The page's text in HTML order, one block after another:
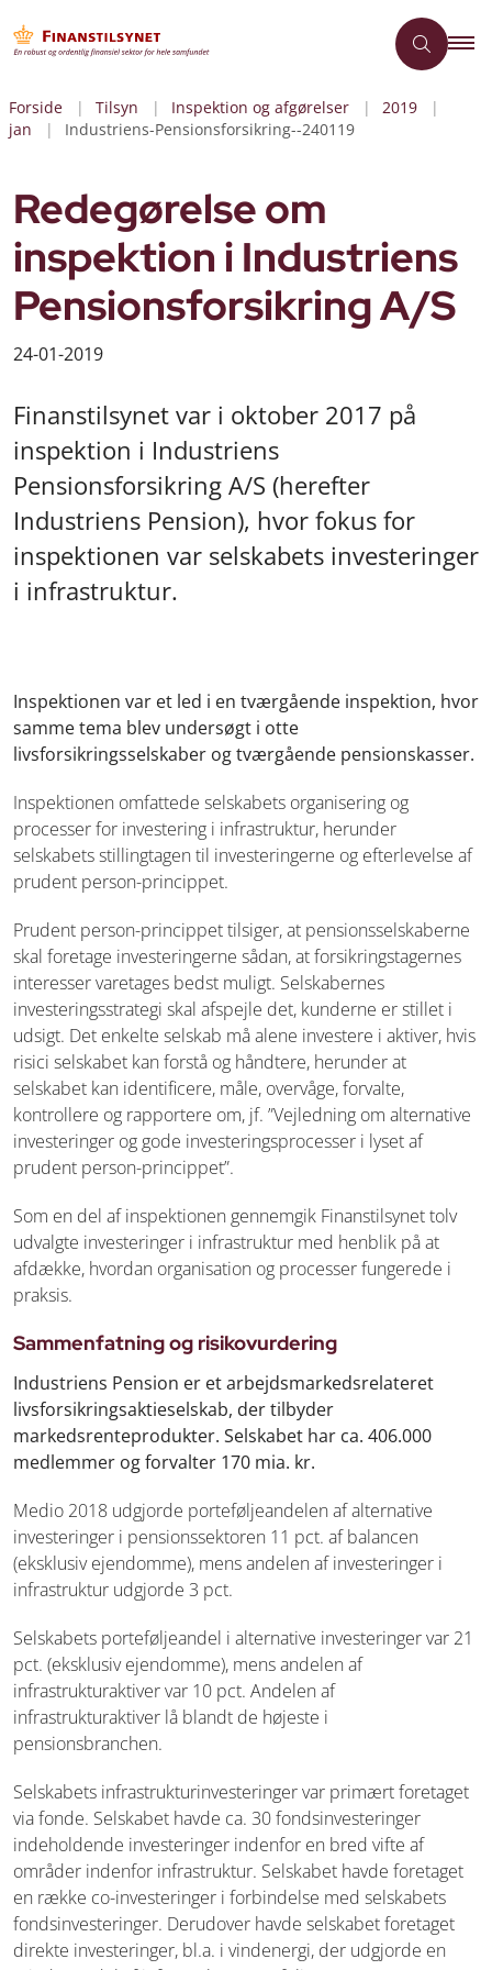
Forside Tilsyn Inspektion og afgørelser
2019
jan
Industriens-Pensionsforsikring--240119
Redegørelse om
inspektion i Industriens
Pensionsforsikring A/S
24-01-2019
Finanstilsynet var i oktober 2017 på
inspektion i Industriens
Pensionsforsikring A/S (herefter
Industriens Pension), hvor fokus for
inspektionen var selskabets investeringer
i infrastruktur.
Inspektionen var et led i en tværgående inspektion, hvor
samme tema blev undersøgt i otte
livsforsikringsselskaber og tværgående pensionskasser.
Inspektionen omfattede selskabets organisering og
processer for investering i infrastruktur, herunder
selskabets stillingtagen til investeringerne og efterlevelse af
prudent person-princippet.
Prudent person-princippet tilsiger, at pensionsselskaberne
skal foretage investeringerne sådan, at forsikringstagernes
interesser varetages bedst muligt. Selskabernes
investeringsstrategi skal afspejle det, kunderne er stillet i
udsigt. Det enkelte selskab må alene investere i aktiver, hvis
risici selskabet kan forstå og håndtere, herunder at
selskabet kan identificere, måle, overvåge, forvalte,
kontrollere og rapportere om, jf. ”Vejledning om alternative
investeringer og gode investeringsprocesser i lyset af
prudent person-princippet”.
Som en del af inspektionen gennemgik Finanstilsynet tolv
udvalgte investeringer i infrastruktur med henblik på at
afdække, hvordan organisation og processer fungerede i
praksis.
Sammenfatning og risikovurdering
Industriens Pension er et arbejdsmarkedsrelateret
livsforsikringsaktieselskab, der tilbyder
markedsrenteprodukter. Selskabet har ca. 406.000
medlemmer og forvalter 170 mia. kr.
Medio 2018 udgjorde porteføljeandelen af alternative
investeringer i pensionssektoren 11 pct. af balancen
(eksklusiv ejendomme), mens andelen af investeringer i
infrastruktur udgjorde 3 pct.
Selskabets porteføljeandel i alternative investeringer var 21
pct. (eksklusiv ejendomme), mens andelen af
infrastrukturaktiver var 10 pct. Andelen af
infrastrukturaktiver lå blandt de højeste i
pensionsbranchen.
Selskabets infrastrukturinvesteringer var primært foretaget
via fonde. Selskabet havde ca. 30 fondsinvesteringer
indeholdende investeringer indenfor en bred vifte af
områder indenfor infrastruktur. Selskabet havde foretaget
en række co-investeringer i forbindelse med selskabets
fondsinvesteringer. Derudover havde selskabet foretaget
direkte investeringer, bl.a. i vindenergi, der udgjorde en